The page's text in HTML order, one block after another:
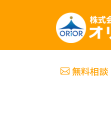
無料相